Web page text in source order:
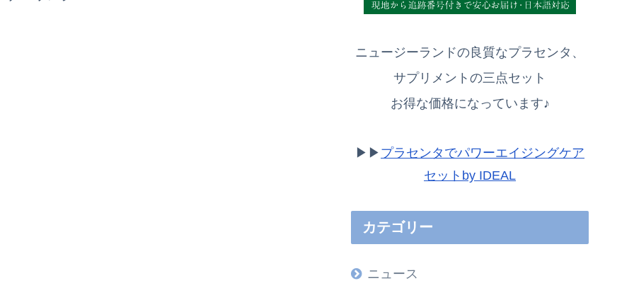
ニュージーランドの良質なプラセンタ、
サプリメントの三点セット
お得な価格になっています♪
▶▶ プラセンタでパワーエイジングケア
セットby IDEAL
カテゴリー
ニュース